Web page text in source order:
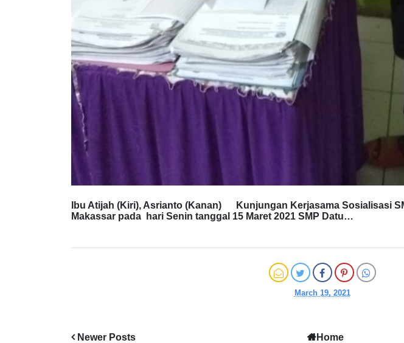
Ibu Atijah (Kiri), Asrianto (Kanan) Kunjungan Kerjasama Sosialisasi
Makassar pada hari Senin tanggal 15 Maret 2021 SMP Datu…
March 19, 2021
Newer Posts Home